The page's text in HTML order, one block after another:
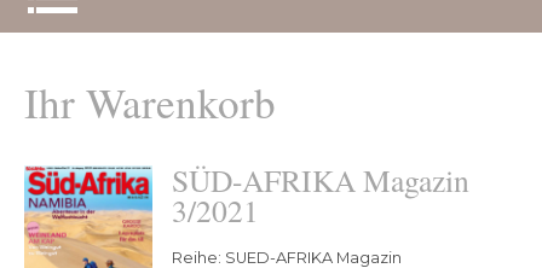
Ihr Warenkorb
SÜD-AFRIKA Magazin
3/2021
Reihe: SUED-AFRIKA Magazin